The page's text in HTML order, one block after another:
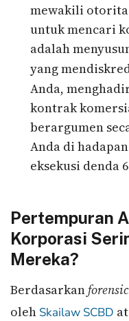
mewakili
untuk mencari
adalah
yang
Anda,
kontrak
berargumen
Anda di
eksekusi denda
Pertempuran
Korporasi
Mereka?
Berdasarkan
oleh Skailaw SCBD